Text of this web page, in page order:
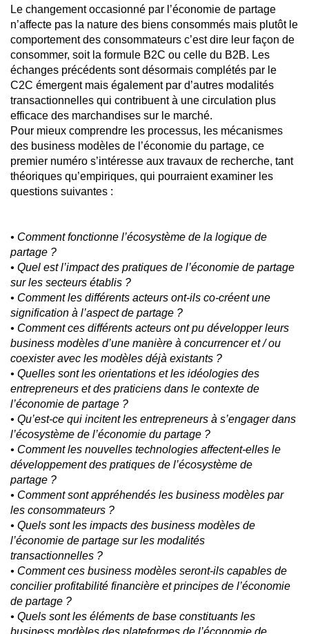
Le changement occasionné par l’économie de partage
n’affecte pas la nature des biens consommés mais plutôt le
comportement des consommateurs c’est dire leur façon de
consommer, soit la formule B2C ou celle du B2B. Les
échanges précédents sont désormais complétés par le
C2C émergent mais également par d’autres modalités
transactionnelles qui contribuent à une circulation plus
efficace des marchandises sur le marché.
Pour mieux comprendre les processus, les mécanismes
des business modèles de l’économie du partage, ce
premier numéro s’intéresse aux travaux de recherche, tant
théoriques qu’empiriques, qui pourraient examiner les
questions suivantes :
• Comment fonctionne l’écosystème de la logique de
partage ?
• Quel est l’impact des pratiques de l’économie de partage
sur les secteurs établis ?
• Comment les différents acteurs ont-ils co-créent une
signification à l’aspect de partage ?
• Comment ces différents acteurs ont pu développer leurs
business modèles d’une manière à concurrencer et / ou
coexister avec les modèles déjà existants ?
• Quelles sont les orientations et les idéologies des
entrepreneurs et des praticiens dans le contexte de
l’économie de partage ?
• Qu’est-ce qui incitent les entrepreneurs à s’engager dans
l’écosystème de l’économie du partage ?
• Comment les nouvelles technologies affectent-elles le
développement des pratiques de l’écosystème de
partage ?
• Comment sont appréhendés les business modèles par
les consommateurs ?
• Quels sont les impacts des business modèles de
l’économie de partage sur les modalités
transactionnelles ?
• Comment ces business modèles seront-ils capables de
concilier profitabilité financière et principes de l’économie
de partage ?
• Quels sont les éléments de base constituants les
business modèles des plateformes de l’économie de